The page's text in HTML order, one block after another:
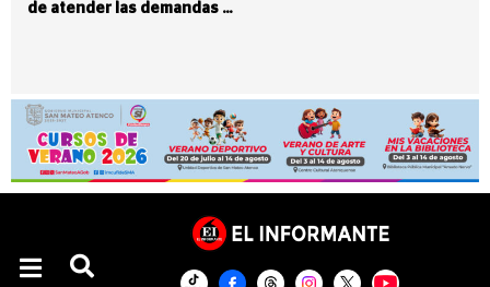
de atender las demandas …